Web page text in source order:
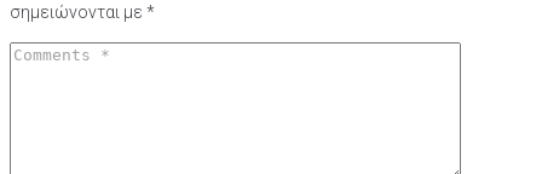
σημειώνονται με *